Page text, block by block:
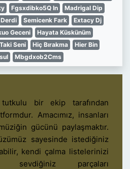
Fgsxdibko5Q In
Madrigal Dip
Semicenk Fark
Extacy Dj
Geceni
Hayata Küskünüm
Taki Seni Hiç Bırakma
Hier Bin
Mbgdxob2Cms
bir ekip tarafından
Amacımız, insanları
gücünü paylaşmaktır.
sayesinde istediğiniz
kendi çalma listelerinizi
sevdiğiniz parçaları